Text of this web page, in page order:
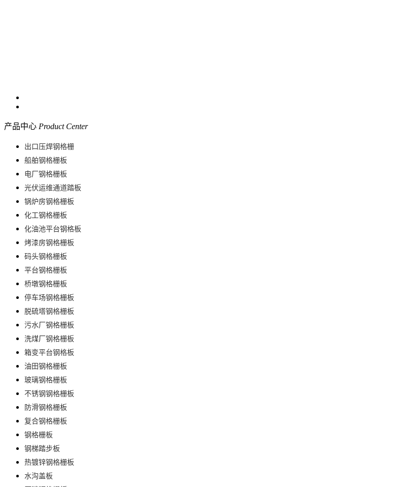
产品中心 Product Center
出口压焊钢格栅
船舶钢格栅板
电厂钢格栅板
光伏运维通道踏板
锅炉房钢格栅板
化工钢格栅板
化油池平台钢格板
烤漆房钢格栅板
码头钢格栅板
平台钢格栅板
桥墩钢格栅板
停车场钢格栅板
脱硫塔钢格栅板
污水厂钢格栅板
洗煤厂钢格栅板
箱变平台钢格板
油田钢格栅板
玻璃钢格栅板
不锈钢钢格栅板
防滑钢格栅板
复合钢格栅板
钢格栅板
钢梯踏步板
热镀锌钢格栅板
水沟盖板